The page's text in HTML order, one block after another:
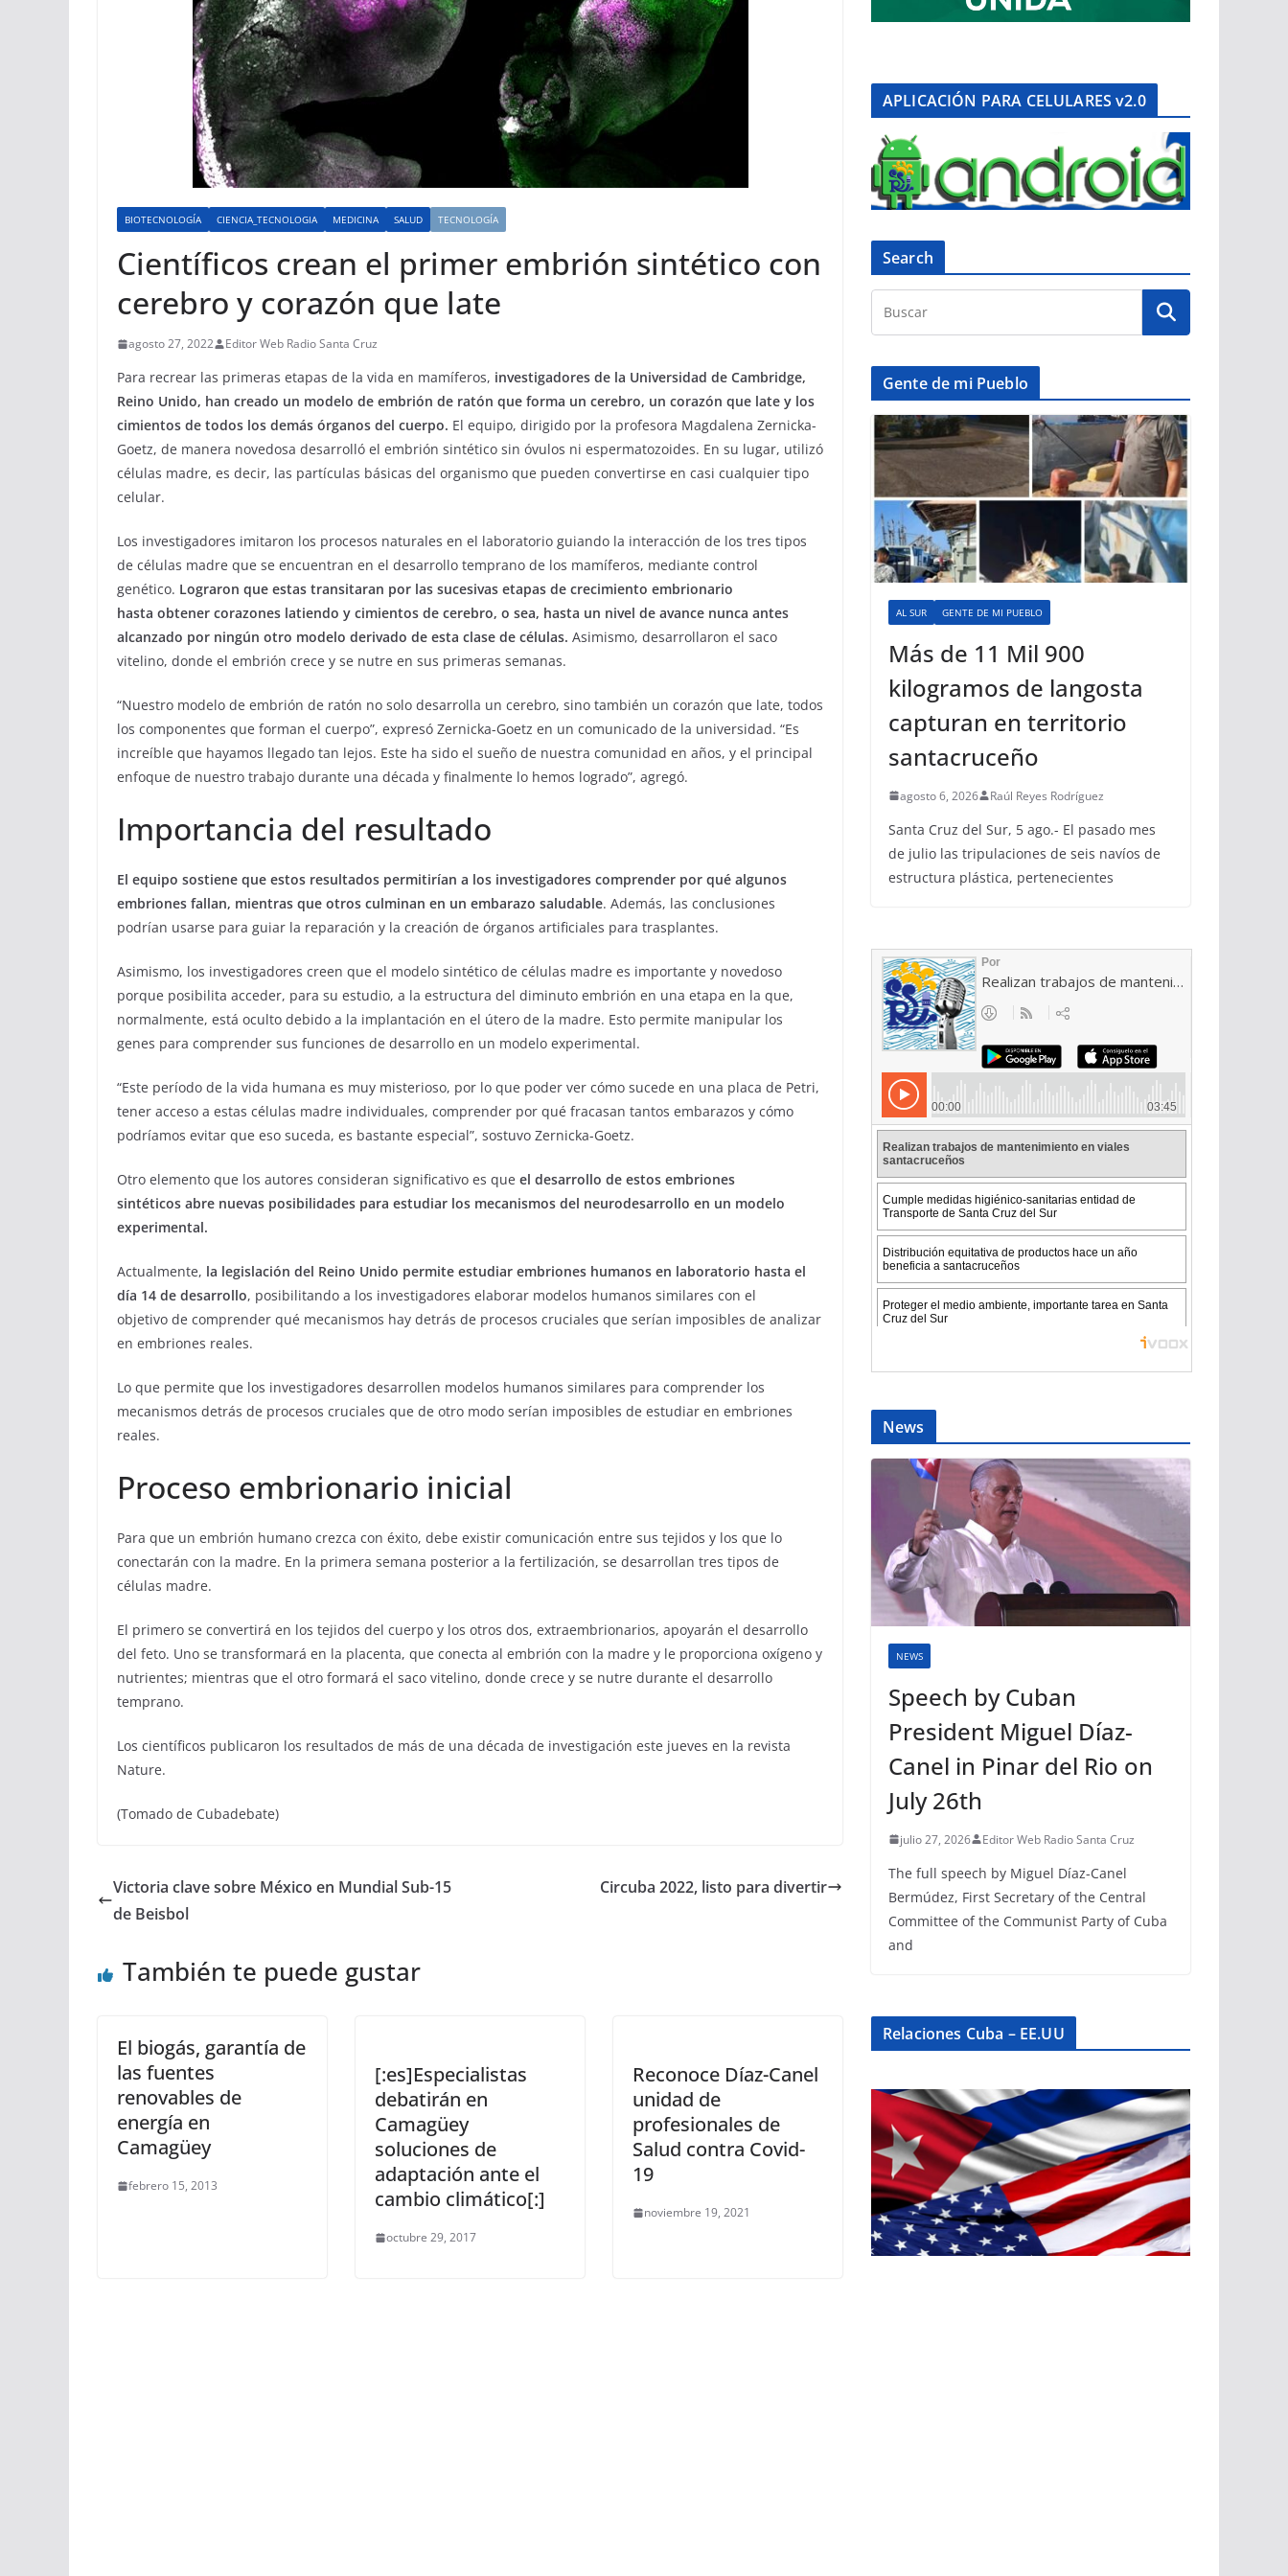
BIOTECNOLOGÍA CIENCIA_TECNOLOGIA MEDICINA SALUD TECNOLOGÍA
Científicos crean el primer embrión sintético con
cerebro y corazón que late
agosto 27, 2022 Editor Web Radio Santa Cruz
Para recrear las primeras etapas de la vida en mamíferos, investigadores de la Universidad de Cambridge,
Reino Unido, han creado un modelo de embrión de ratón que forma un cerebro, un corazón que late y los
cimientos de todos los demás órganos del cuerpo. El equipo, dirigido por la profesora Magdalena Zernicka-
Goetz, de manera novedosa desarrolló el embrión sintético sin óvulos ni espermatozoides. En su lugar, utilizó
células madre, es decir, las partículas básicas del organismo que pueden convertirse en casi cualquier tipo
celular.
Los investigadores imitaron los procesos naturales en el laboratorio guiando la interacción de los tres tipos
de células madre que se encuentran en el desarrollo temprano de los mamíferos, mediante control
genético. Lograron que estas transitaran por las sucesivas etapas de crecimiento embrionario
hasta obtener corazones latiendo y cimientos de cerebro, o sea, hasta un nivel de avance nunca antes
alcanzado por ningún otro modelo derivado de esta clase de células. Asimismo, desarrollaron el saco
vitelino, donde el embrión crece y se nutre en sus primeras semanas.
“Nuestro modelo de embrión de ratón no solo desarrolla un cerebro, sino también un corazón que late, todos
los componentes que forman el cuerpo”, expresó Zernicka-Goetz en un comunicado de la universidad. “Es
increíble que hayamos llegado tan lejos. Este ha sido el sueño de nuestra comunidad en años, y el principal
enfoque de nuestro trabajo durante una década y finalmente lo hemos logrado”, agregó.
Importancia del resultado
El equipo sostiene que estos resultados permitirían a los investigadores comprender por qué algunos
embriones fallan, mientras que otros culminan en un embarazo saludable. Además, las conclusiones
podrían usarse para guiar la reparación y la creación de órganos artificiales para trasplantes.
Asimismo, los investigadores creen que el modelo sintético de células madre es importante y novedoso
porque posibilita acceder, para su estudio, a la estructura del diminuto embrión en una etapa en la que,
normalmente, está oculto debido a la implantación en el útero de la madre. Esto permite manipular los
genes para comprender sus funciones de desarrollo en un modelo experimental.
“Este período de la vida humana es muy misterioso, por lo que poder ver cómo sucede en una placa de Petri,
tener acceso a estas células madre individuales, comprender por qué fracasan tantos embarazos y cómo
podríamos evitar que eso suceda, es bastante especial”, sostuvo Zernicka-Goetz.
Otro elemento que los autores consideran significativo es que el desarrollo de estos embriones
sintéticos abre nuevas posibilidades para estudiar los mecanismos del neurodesarrollo en un modelo
experimental.
Actualmente, la legislación del Reino Unido permite estudiar embriones humanos en laboratorio hasta el
día 14 de desarrollo, posibilitando a los investigadores elaborar modelos humanos similares con el
objetivo de comprender qué mecanismos hay detrás de procesos cruciales que serían imposibles de analizar
en embriones reales.
Lo que permite que los investigadores desarrollen modelos humanos similares para comprender los
mecanismos detrás de procesos cruciales que de otro modo serían imposibles de estudiar en embriones
reales.
Proceso embrionario inicial
Para que un embrión humano crezca con éxito, debe existir comunicación entre sus tejidos y los que lo
conectarán con la madre. En la primera semana posterior a la fertilización, se desarrollan tres tipos de
células madre.
El primero se convertirá en los tejidos del cuerpo y los otros dos, extraembrionarios, apoyarán el desarrollo
del feto. Uno se transformará en la placenta, que conecta al embrión con la madre y le proporciona oxígeno y
nutrientes; mientras que el otro formará el saco vitelino, donde crece y se nutre durante el desarrollo
temprano.
Los científicos publicaron los resultados de más de una década de investigación este jueves en la revista
Nature.
(Tomado de Cubadebate)
Victoria clave sobre México en Mundial Sub-15
de Beisbol
Circuba 2022, listo para divertir
También te puede gustar
El biogás, garantía de
las fuentes
renovables de
energía en
Camagüey
febrero 15, 2013
[:es]Especialistas
debatirán en
Camagüey
soluciones de
adaptación ante el
cambio climático[:]
octubre 29, 2017
Reconoce Díaz-Canel
unidad de
profesionales de
Salud contra Covid-
19
noviembre 19, 2021
APLICACIÓN PARA CELULARES v2.0
Search
Gente de mi Pueblo
AL SUR GENTE DE MI PUEBLO
Más de 11 Mil 900
kilogramos de langosta
capturan en territorio
santacruceño
agosto 6, 2026 Raúl Reyes Rodríguez
Santa Cruz del Sur, 5 ago.- El pasado mes
de julio las tripulaciones de seis navíos de
estructura plástica, pertenecientes
News
NEWS
Speech by Cuban
President Miguel Díaz-
Canel in Pinar del Rio on
July 26th
julio 27, 2026 Editor Web Radio Santa Cruz
The full speech by Miguel Díaz-Canel
Bermúdez, First Secretary of the Central
Committee of the Communist Party of Cuba
and
Relaciones Cuba – EE.UU